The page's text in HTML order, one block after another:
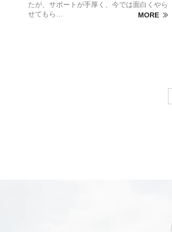
たが、サポートが手厚く、今では面白くやら
せてもら…
MORE